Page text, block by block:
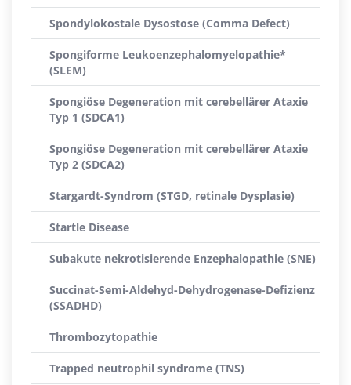
Spondylokostale Dysostose (Comma Defect)
Spongiforme Leukoenzephalomyelopathie*
(SLEM)
Spongiöse Degeneration mit cerebellärer Ataxie
Typ 1 (SDCA1)
Spongiöse Degeneration mit cerebellärer Ataxie
Typ 2 (SDCA2)
Stargardt-Syndrom (STGD, retinale Dysplasie)
Startle Disease
Subakute nekrotisierende Enzephalopathie (SNE)
Succinat-Semi-Aldehyd-Dehydrogenase-Defizienz
(SSADHD)
Thrombozytopathie
Trapped neutrophil syndrome (TNS)